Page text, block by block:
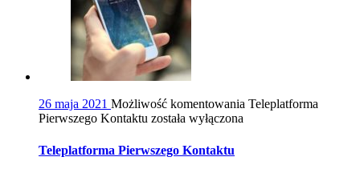
26 maja 2021 Możliwość komentowania Teleplatforma
Pierwszego Kontaktu została wyłączona
Teleplatforma Pierwszego Kontaktu